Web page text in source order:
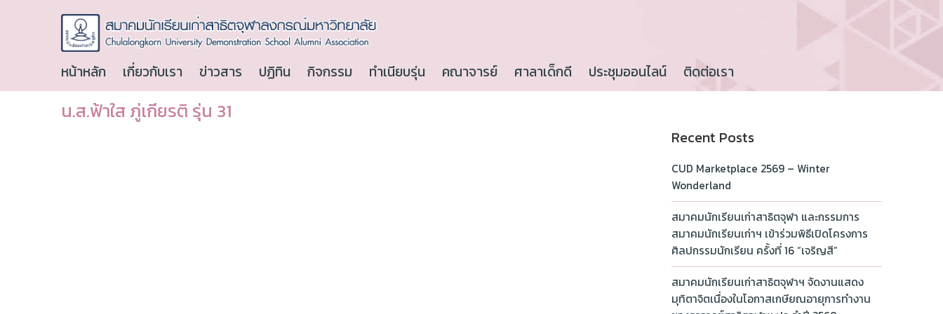
หน้าหลัก เกี่ยวกับเรา ข่าวสาร ปฏิทิน กิจกรรม ทำเนียบรุ่น คณาจารย์ ศาลาเด็กดี ประชุมออนไลน์ ติดต่อเรา
น.ส.ฟ้าใส ภู่เกียรติ รุ่น 31
Recent Posts
CUD Marketplace 2569 – Winter
Wonderland
สมาคมนักเรียนเก่าสาธิตจุฬา และกรรมการ
สมาคมนักเรียนเก่าฯ เข้าร่วมพิธีเปิดโครงการ
ศิลปกรรมนักเรียน ครั้งที่ 16 “เจริญสี”
สมาคมนักเรียนเก่าสาธิตจุฬาฯ จัดงานแสดง
มุทิตาจิตเนื่องในโอกาสเกษียณอายุการทำงาน